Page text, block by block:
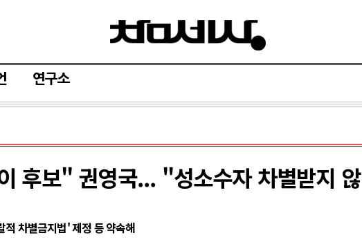
연구소
후보" 권영국... "성소수자 차별받지 않
차별금지법' 제정 등 약속해